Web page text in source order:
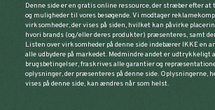
Denne side er en gratis online ressource, der stræber efter at
og muligheder til vores besøgende. Vi modtager
virksomheder, der vises på siden, hvilket kan påvirke
hvori brands (og/eller deres produkter) præsenteres, samt
Listen over virksomheder på denne side indebærer IKKE en
alle udbydere på markedet. Medmindre andet er udtrykkeligt
brugsbetingelser, fraskrives alle garantier og
oplysninger, der præsenteres på denne side. Oplysningerne,
vises på denne side, kan ændres når som helst.